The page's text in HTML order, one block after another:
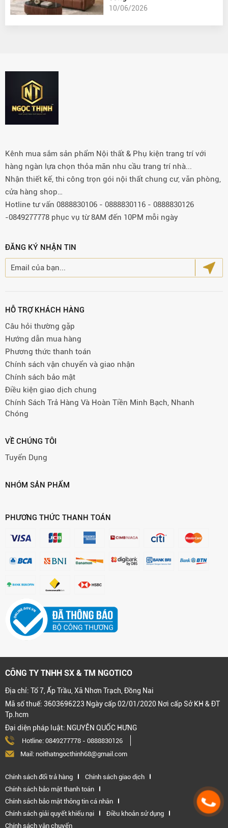
10/06/2026
Kênh mua sắm sản phẩm Nội thất & Phụ kiện trang trí với
hàng ngàn lựa chọn thỏa mãn nhu cầu trang trí nhà...
Nhận thiết kế, thi công trọn gói nội thất chung cư, văn phòng,
cửa hàng shop…
Hotline tư vấn 0888830106 - 0888830116 - 0888830126
-0849277778 phục vụ từ 8AM đến 10PM mỗi ngày
ĐĂNG KÝ NHẬN TIN
HỖ TRỢ KHÁCH HÀNG
Câu hỏi thường gặp
Hướng dẫn mua hàng
Phương thức thanh toán
Chính sách vận chuyển và giao nhận
Chính sách bảo mật
Điều kiện giao dịch chung
Chính Sách Trả Hàng Và Hoàn Tiền Minh Bạch, Nhanh
Chóng
VỀ CHÚNG TÔI
Tuyển Dụng
NHÓM SẢN PHẨM
PHƯƠNG THỨC THANH TOÁN
CÔNG TY TNHH SX & TM NGOTICO
Địa chỉ: Tổ 7, Ấp Trầu, Xã Nhơn Trạch, Đồng Nai
Mã số thuế: 3603696223 Ngày cấp 02/01/2020 Nơi cấp Sở KH & ĐT
Tp.hcm
Đại diện pháp luật: NGUYỄN QUỐC HƯNG
Hotline: 0849277778 - 0888830126
Mail: noithatngocthinh68@gmail.com
Chính sách đổi trả hàng
Chính sách giao dịch
Chính sách bảo mật thanh toán
Chính sách bảo mật thông tin cá nhân
Chính sách giải quyết khiếu nại
Điều khoản sử dụng
Chính sách vận chuyển